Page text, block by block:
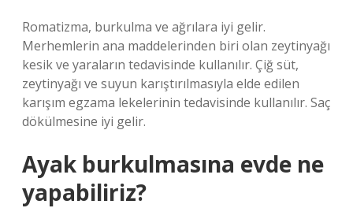
Romatizma, burkulma ve ağrılara iyi gelir.
Merhemlerin ana maddelerinden biri olan zeytinyağı
kesik ve yaraların tedavisinde kullanılır. Çiğ süt,
zeytinyağı ve suyun karıştırılmasıyla elde edilen
karışım egzama lekelerinin tedavisinde kullanılır. Saç
dökülmesine iyi gelir.
Ayak burkulmasına evde ne
yapabiliriz?